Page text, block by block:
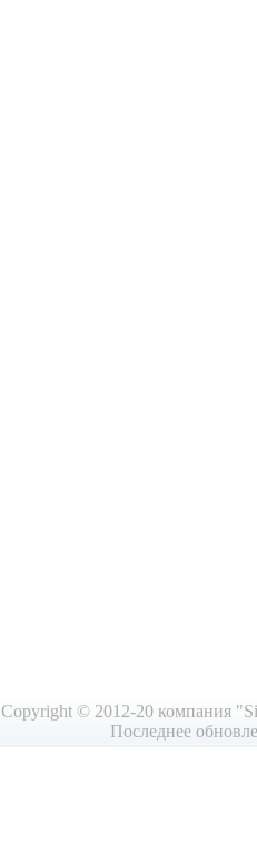
Copyright © 2012-20 компания
Последнее